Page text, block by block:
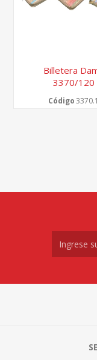
Billetera
3370/120
Código3370.1